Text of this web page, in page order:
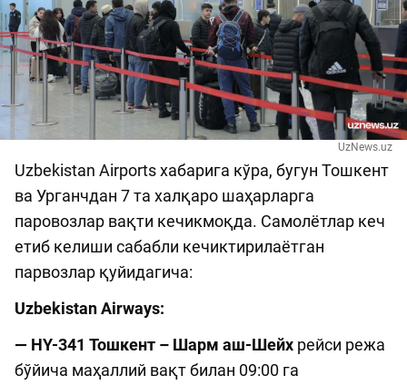
UzNews.uz
Uzbekistan Airports хабарига кўра, бугун Тошкент
ва Урганчдан 7 та халқаро шаҳарларга
паровозлар вақти кечикмоқда. Самолётлар кеч
етиб келиши сабабли кечиктирилаётган
парвозлар қуйидагича:
Uzbekistan Airways:
— HY-341 Тошкент – Шарм аш-Шейх рейси режа
бўйича маҳаллий вақт билан 09:00 га